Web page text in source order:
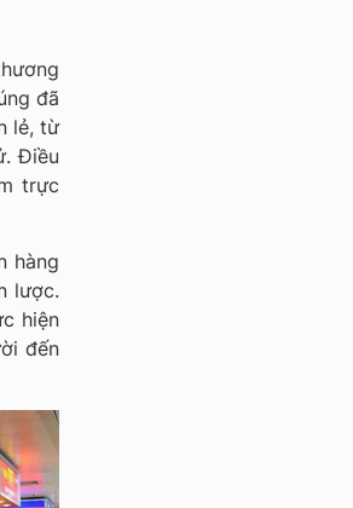
đã
lẻ, từ
Điều
trực
hàng
lược.
hiện
đến